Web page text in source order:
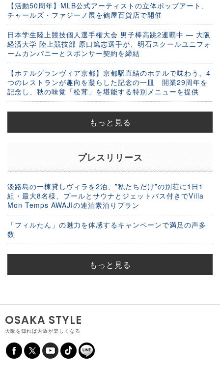
【活動50周年】MLB公式アーティストの立体ポップアート、
チャールズ・ファジーノ展を鶴屋百貨店で開催
日本学生陸上競技個人選手権大会 男子棒高跳2連覇中 ― 大阪
経済大学 陸上競技部 原口篤志選手が、明石スクールユニフォ
ームカンパニーとスポンサー契約を締結
【ホテルグランヴィア京都】京都駅直結のホテルで味わう、4
つのレストランが趣向を凝らした記念の一皿 開業29周年を
記念し、秋の味覚「松茸」を堪能する特別メニューを提供
もっと見る
プレスリリース
淡路島の一棟貸しヴィラを2泊、”私たちだけ”の別荘に1日1
組・最大8名様、プールとサウナとジェットバス付きでVilla
Mon Temps AWAJIの連泊素泊りプラン
「フィルたん」の魅力を体感するキャンペーンで満足の声多
数
もっと見る
OSAKA STYLE
大阪を知れば大阪が楽しくなる